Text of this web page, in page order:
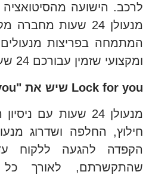
לרכב. הישועה
מנעולן 24 שעות
המתמחה בפריצות מנעולים,
ומקצועי שזמין עבורכם 24 שעות ביממה.
Lock for you שיש את "lock4you".
מנעולן 24 שעות
עם
חילוץ, החלפה ושדרוג
שהתקשרתם, לאורך